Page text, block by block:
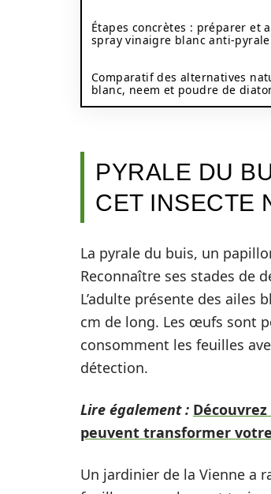
Étapes concrètes : préparer et
spray vinaigre blanc anti-pyrale
Comparatif des alternatives
blanc, neem et poudre de
PYRALE DU
CET INSECTE
La pyrale du buis, un
Reconnaître ses stades de
L’adulte présente des ailes
cm de long. Les œufs sont
consomment les feuilles
détection.
Lire également :
peuvent transformer
Un jardinier de la Vienne a